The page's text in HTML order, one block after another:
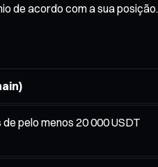
de acordo com a sua posição.
pelo menos 20 000 USDT